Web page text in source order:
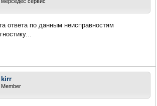
ответа по данным неисправностям
kirr
Member